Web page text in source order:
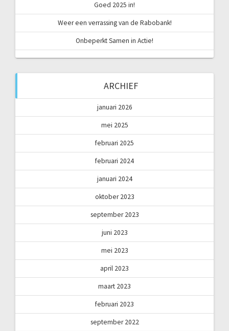
Goed 2025 in!
Weer een verrassing van de Rabobank!
Onbeperkt Samen in Actie!
ARCHIEF
januari 2026
mei 2025
februari 2025
februari 2024
januari 2024
oktober 2023
september 2023
juni 2023
mei 2023
april 2023
maart 2023
februari 2023
september 2022